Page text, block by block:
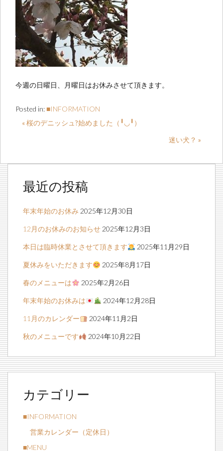
今週の日曜日、月曜日はお休みさせて頂きます。
Posted in:■INFORMATION
« 桜のデニッシュ?始めました（╹◡╹）
迷い犬？ »
最近の投稿
年末年始のお休み 2025年12月30日
12月のお休みのお知らせ 2025年12月3日
本日は臨時休業とさせて頂きます 2025年11月29日
夏休みをいただきます 2025年8月17日
春のメニューは 2025年2月26日
年末年始のお休みは 2024年12月28日
11月のカレンダー 2024年11月2日
秋のメニューです 2024年10月22日
カテゴリー
■INFORMATION
営業カレンダー（定休日）
■MENU